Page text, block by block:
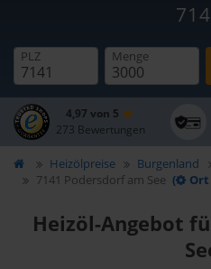
PLZ Menge
4,97 von 5
273 Bewertungen
Heizölpreise Burgenland
7141 Podersdorf am See (
Heizöl-Angebot